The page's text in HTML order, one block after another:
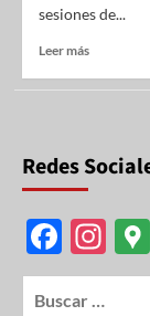
sesiones de...
Leer más
Redes
F
ac
e
In
st